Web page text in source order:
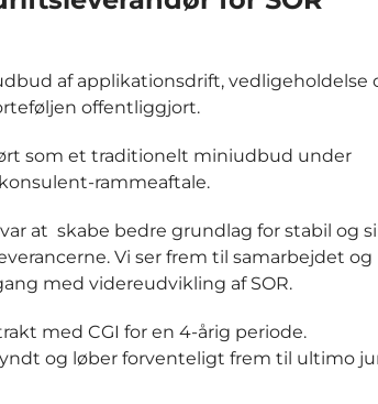
af applikationsdrift, vedligeholdelse
offentliggjort.
som et traditionelt miniudbud under
rammeaftale.
at skabe bedre grundlag for stabil og
Vi ser frem til samarbejdet og
med videreudvikling af SOR.
med CGI for en 4-årig periode.
og løber forventeligt frem til ultimo